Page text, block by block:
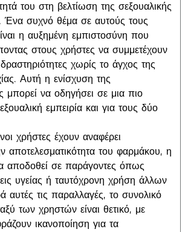
του στη βελτίωση της σεξουαλικής
Ένα συχνό θέμα σε αυτούς τους
η αυξημένη εμπιστοσύνη που
στους χρήστες να συμμετέχουν
χωρίς το άγχος της
Αυτή η ενίσχυση της
μπορεί να οδηγήσει σε μια πιο
εμπειρία και για τους δύο
χρήστες έχουν αναφέρει
αποτελεσματικότητα του φαρμάκου, η
αποδοθεί σε παράγοντες όπως
υγείας ή ταυτόχρονη χρήση άλλων
τις παραλλαγές, το συνολικό
των χρηστών είναι θετικό, με
ικανοποίηση για τα